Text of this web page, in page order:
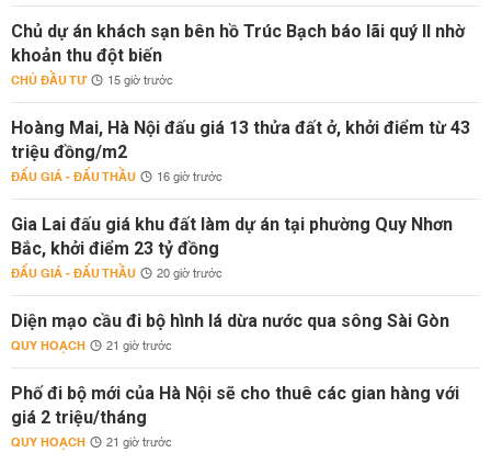
Chủ dự án khách sạn bên hồ Trúc Bạch báo lãi quý II nhờ
khoản thu đột biến
CHỦ ĐẦU TƯ 15 giờ trước
Hoàng Mai, Hà Nội đấu giá 13 thửa đất ở, khởi điểm từ 43
triệu đồng/m2
ĐẤU GIÁ - ĐẤU THẦU 16 giờ trước
Gia Lai đấu giá khu đất làm dự án tại phường Quy Nhơn
Bắc, khởi điểm 23 tỷ đồng
ĐẤU GIÁ - ĐẤU THẦU 20 giờ trước
Diện mạo cầu đi bộ hình lá dừa nước qua sông Sài Gòn
QUY HOẠCH 21 giờ trước
Phố đi bộ mới của Hà Nội sẽ cho thuê các gian hàng với
giá 2 triệu/tháng
QUY HOẠCH 21 giờ trước